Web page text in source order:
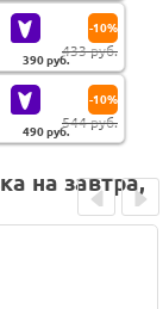
390руб.
433 руб.
-10%
490руб.
544 руб.
-10%
на завтра,
Prev Next